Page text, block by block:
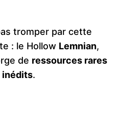
tromper par cette
: le Hollow Lemnian,
de ressources rares
inédits.